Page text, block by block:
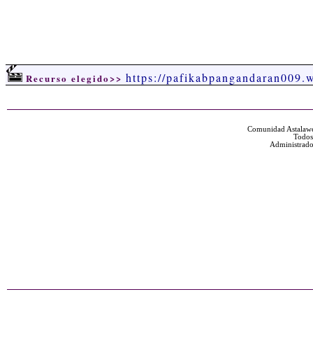
Recurso elegido>> https://
Comunidad